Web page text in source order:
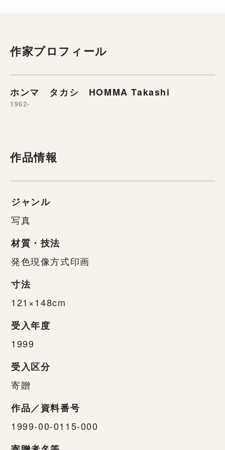
作家プロフィール
ホンマ タカシ HOMMA Takashi
1962-
作品情報
ジャンル
写真
材質・技法
発色現像方式印画
寸法
121×148cm
受入年度
1999
受入区分
寄贈
作品／資料番号
1999-00-0115-000